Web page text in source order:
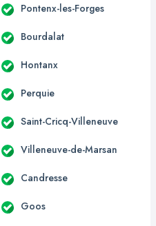
Pontenx-les-Forges
Bourdalat
Hontanx
Perquie
Saint-Cricq-Villeneuve
Villeneuve-de-Marsan
Candresse
Goos